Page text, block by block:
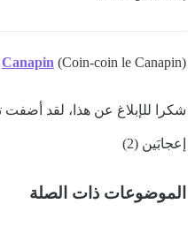
Canapin (Coin-coin le Canapin)
شكرا للإبلاغ عن هذا، لقد أضفت
إعجابَين (2)
الموضوعات ذات الصلة